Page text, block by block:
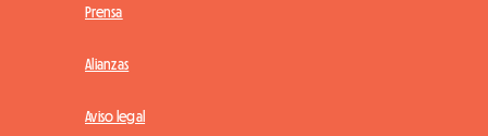
Prensa
Alianzas
Aviso legal